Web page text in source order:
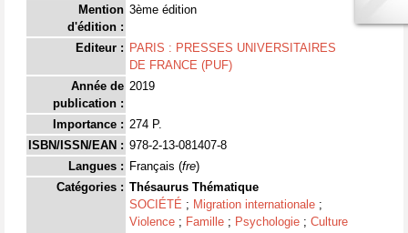
Mention
d'édition :
3ème édition
Editeur : PARIS : PRESSES UNIVERSITAIRES
DE FRANCE (PUF)
Année de
publication :
2019
Importance : 274 P.
ISBN/ISSN/EAN : 978-2-13-081407-8
Langues : Français (fre)
Catégories : Thésaurus Thématique
SOCIÉTÉ ; Migration internationale ;
Violence ; Famille ; Psychologie ; Culture